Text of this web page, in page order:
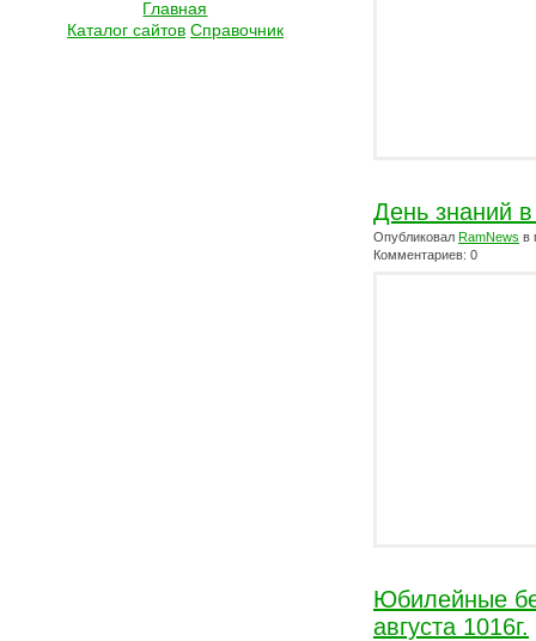
Главная
Каталог сайтов Справочник
День знаний
Опубликовал RamNews в
Комментариев: 0
Юбилейные
августа 1016г.